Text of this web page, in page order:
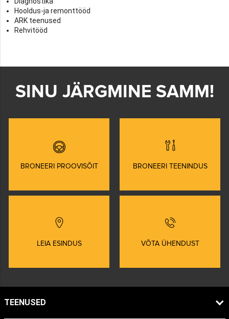
Hooldus-ja remonttööd
ARK teenused
Rehvitööd
SINU JÄRGMINE SAMM!
BRONEERI PROOVISÕIT BRONEERI TEENINDUS
LEIA ESINDUS VÕTA ÜHENDUST
TEENUSED